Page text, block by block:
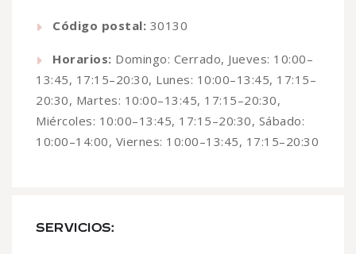
Código postal: 30130
Horarios: Domingo: Cerrado, Jueves: 10:00–
13:45, 17:15–20:30, Lunes: 10:00–13:45, 17:15–
20:30, Martes: 10:00–13:45, 17:15–20:30,
Miércoles: 10:00–13:45, 17:15–20:30, Sábado:
10:00–14:00, Viernes: 10:00–13:45, 17:15–20:30
SERVICIOS: